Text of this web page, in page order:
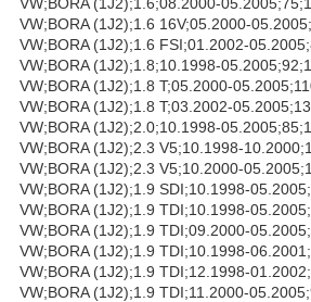
VW;BORA (1J2);1.6 16V;05.2000-
VW;BORA (1J2);1.6 FSI;01.2002-
VW;BORA (1J2);1.8;10.1998-
VW;BORA (1J2);1.8 T;05.2000-
VW;BORA (1J2);1.8 T;03.2002-
VW;BORA (1J2);2.0;10.1998-
VW;BORA (1J2);2.3 V5;10.1998-
VW;BORA (1J2);2.3 V5;10.2000-
VW;BORA (1J2);1.9 SDI;10.1998-
VW;BORA (1J2);1.9 TDI;10.1998-
VW;BORA (1J2);1.9 TDI;09.2000-
VW;BORA (1J2);1.9 TDI;10.1998-
VW;BORA (1J2);1.9 TDI;12.1998-
VW;BORA (1J2);1.9 TDI;11.2000-